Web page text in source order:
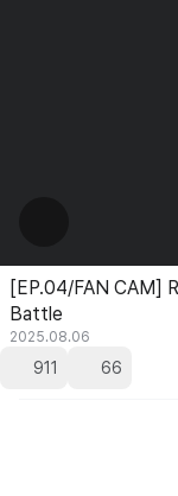
[EP.04/FAN CAM]
Battle
2025.08.06
911 66